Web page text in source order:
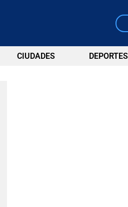
CIUDADES DEPORTES